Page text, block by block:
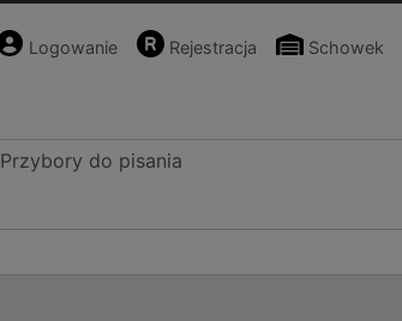
Logowanie Rejestracja Schowek
Przybory do pisania